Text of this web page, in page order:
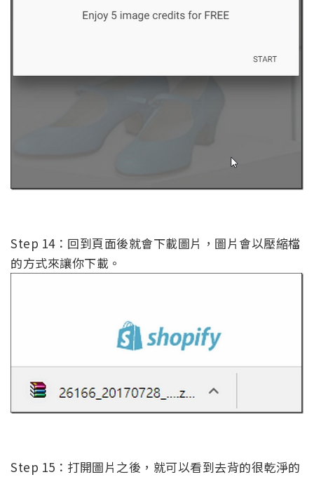
Step 14：回到頁面後就會下載圖片，圖片會以壓縮檔
的方式來讓你下載。
Step 15：打開圖片之後，就可以看到去背的很乾淨的